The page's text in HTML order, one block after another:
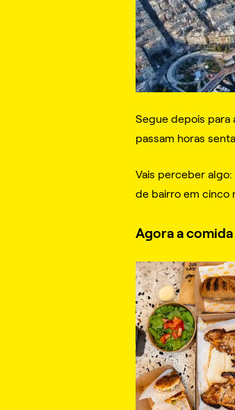
Segue depois para
passam horas
Vais perceber
de bairro em cinco
Agora a comida